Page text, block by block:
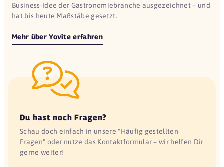
Business-Idee der Gastronomiebranche ausgezeichnet – und
hat bis heute Maßstäbe gesetzt.
Mehr über Yovite erfahren
Du hast noch Fragen?
Schau doch einfach in unsere "Häufig gestellten
Fragen" oder nutze das Kontaktformular – wir helfen Dir
gerne weiter!